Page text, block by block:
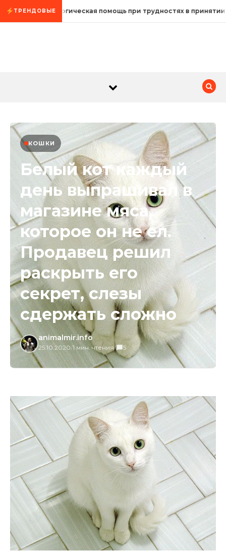
Промотать к содержимому
ТРЕНДОВЫЕ
Психологическая помощь при трудностях в принятии
КОШКИ
Белый кот каждый
день выпрашивал в
магазине мяса,
которое он не ел.
Продавец решил
раскрыть его
секрет, слезы
сдержать сложно
animalmir.info
25.10.2020/1 мин. чтения/ 5